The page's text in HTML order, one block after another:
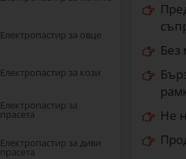
Електропастир за овце
Електропастир за кози
Електропастир за
прасета
Електропастир за диви
прасета
Без
Не